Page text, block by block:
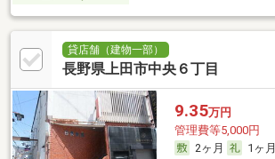
貸店舗（建物一部）
長野県上田市中央６丁目
9.35万円
管理費等5,000円
2ヶ月
1ヶ月